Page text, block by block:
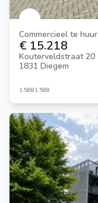
Commercieel te huur
€ 15.218
Kouterveldstraat 20
1831 Diegem
1.5881.588